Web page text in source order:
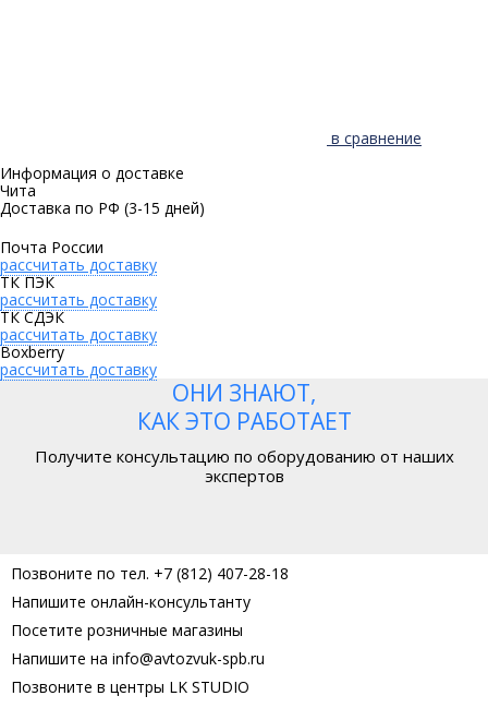
в сравнение
Информация о доставке
Чита
Доставка по РФ (3-15 дней)
Почта России
рассчитать доставку
ТК ПЭК
рассчитать доставку
ТК СДЭК
рассчитать доставку
Boxberry
рассчитать доставку
ОНИ ЗНАЮТ,
КАК ЭТО РАБОТАЕТ
Получите консультацию по оборудованию от наших
экспертов
Позвоните по тел. +7 (812) 407-28-18
Напишите онлайн-консультанту
Посетите розничные магазины
Напишите на info@avtozvuk-spb.ru
Позвоните в центры LK STUDIO